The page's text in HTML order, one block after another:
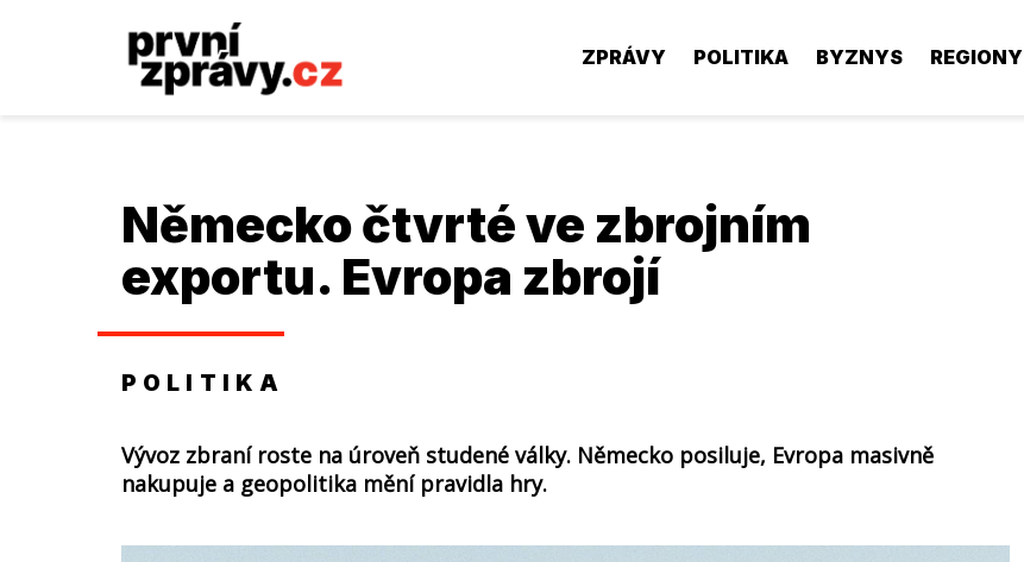
ZPRÁVY POLITIKA BYZNYS REGIONY
Německo čtvrté ve zbrojním
exportu. Evropa zbrojí
POLITIKA
Vývoz zbraní roste na úroveň studené války. Německo posiluje, Evropa masivně
nakupuje a geopolitika mění pravidla hry.